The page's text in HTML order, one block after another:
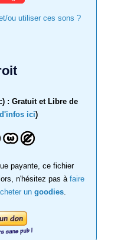
ou utiliser ces sons ?
: Gratuit et Libre de
ici)
payante, ce fichier
n'hésitez pas à faire
un goodies